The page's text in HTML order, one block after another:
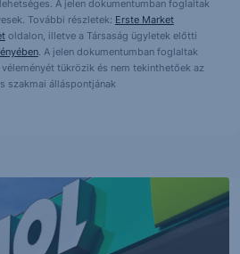
A jelen dokumentumban foglaltak
További részletek: Erste Market
oldalon, illetve a Társaság ügyletek előtti
. A jelen dokumentumban foglaltak
tükrözik és nem tekinthetőek az
szakmai álláspontjának